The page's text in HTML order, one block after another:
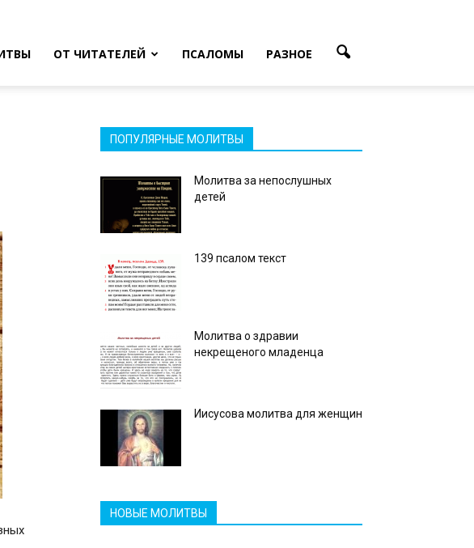
ОТ ЧИТАТЕЛЕЙ ПСАЛОМЫ РАЗНОЕ
ПОПУЛЯРНЫЕ МОЛИТВЫ
Молитва за непослушных
детей
139 псалом текст
Молитва о здравии
некрещеного младенца
Иисусова молитва для женщин
НОВЫЕ МОЛИТВЫ